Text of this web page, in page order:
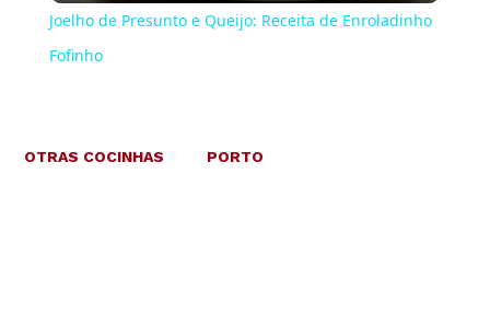
Joelho de Presunto e Queijo: Receita de Enroladinho
Fofinho
OTRAS COCINHAS PORTO